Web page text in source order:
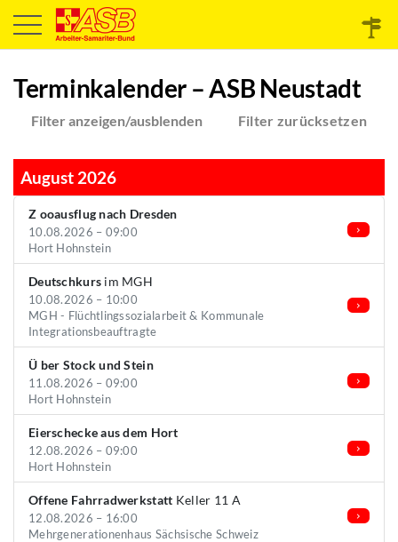
Terminkalender – ASB Neustadt
Filter anzeigen/ausblenden Filter zurücksetzen
August 2026
Z ooausflug nach Dresden
10.08.2026 – 09:00
Hort Hohnstein
Deutschkurs im MGH
10.08.2026 – 10:00
MGH - Flüchtlingssozialarbeit & Kommunale
Integrationsbeauftragte
Ü ber Stock und Stein
11.08.2026 – 09:00
Hort Hohnstein
Eierschecke aus dem Hort
12.08.2026 – 09:00
Hort Hohnstein
Offene Fahrradwerkstatt Keller 11 A
12.08.2026 – 16:00
Mehrgenerationenhaus Sächsische Schweiz